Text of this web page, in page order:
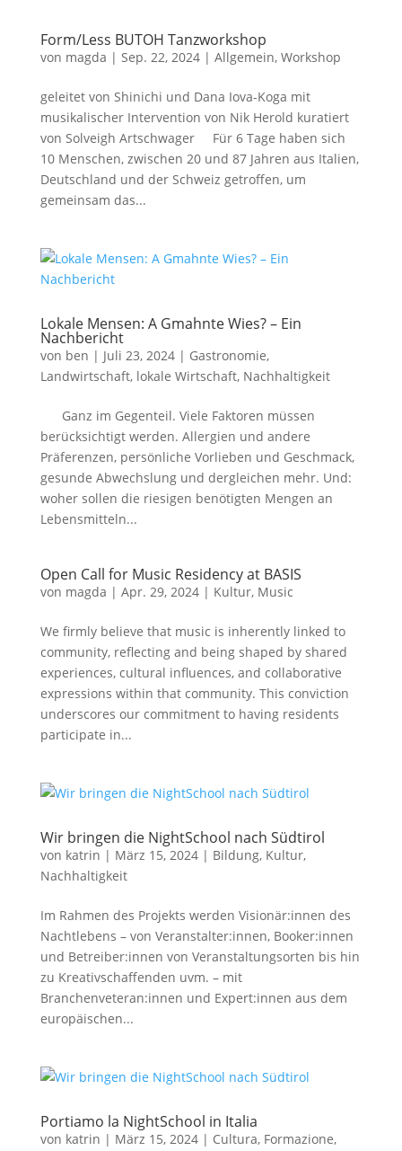
Form/Less BUTOH Tanzworkshop
von magda | Sep. 22, 2024| Allgemein, Workshop
geleitet von Shinichi und Dana Iova-Koga mit
musikalischer Intervention von Nik Herold kuratiert
von Solveigh Artschwager Für 6 Tage haben sich
10 Menschen, zwischen 20 und 87 Jahren aus Italien,
Deutschland und der Schweiz getroffen, um
gemeinsam das...
Lokale Mensen: A Gmahnte Wies? – Ein
Nachbericht
von ben | Juli 23, 2024| Gastronomie,
Landwirtschaft, lokale Wirtschaft, Nachhaltigkeit
Ganz im Gegenteil. Viele Faktoren müssen
berücksichtigt werden. Allergien und andere
Präferenzen, persönliche Vorlieben und Geschmack,
gesunde Abwechslung und dergleichen mehr. Und:
woher sollen die riesigen benötigten Mengen an
Lebensmitteln...
Open Call for Music Residency at BASIS
von magda | Apr. 29, 2024| Kultur, Music
We firmly believe that music is inherently linked to
community, reflecting and being shaped by shared
experiences, cultural influences, and collaborative
expressions within that community. This conviction
underscores our commitment to having residents
participate in...
Wir bringen die NightSchool nach Südtirol
von katrin | März 15, 2024| Bildung, Kultur,
Nachhaltigkeit
Im Rahmen des Projekts werden Visionär:innen des
Nachtlebens – von Veranstalter:innen, Booker:innen
und Betreiber:innen von Veranstaltungsorten bis hin
zu Kreativschaffenden uvm. – mit
Branchenveteran:innen und Expert:innen aus dem
europäischen...
Portiamo la NightSchool in Italia
von katrin | März 15, 2024| Cultura, Formazione,